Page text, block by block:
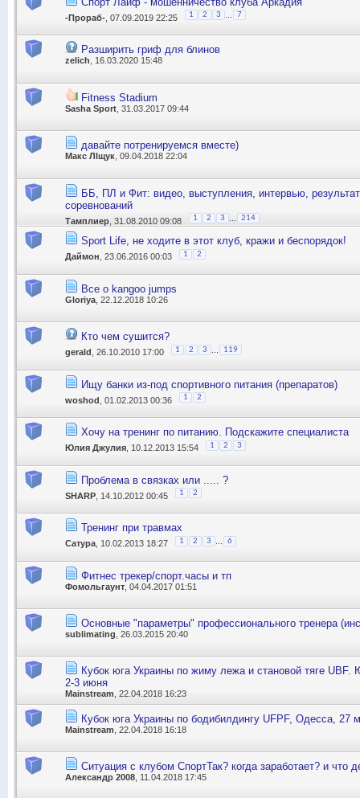
-Прораб- , 07.09.2019 22:25 1 2 3 7
Разширить гриф для блинов
zelich , 16.03.2020 15:48
Fitness Stadium
Sasha Sport , 31.03.2017 09:44
давайте потренируемся вместе)
Макс ЛІщук , 09.04.2018 22:04
ББ, ПЛ и Фит: видео, выступления, интервью,
соревнований
Тамплиер , 31.08.2010 09:08 1 2 3 214
Sport Life, не ходите в этот клуб, кражи и беспорядок!
Даймон , 23.06.2016 00:03 1 2
Все о kangoo jumps
Gloriya , 22.12.2018 10:26
Кто чем сушится?
gerald , 26.10.2010 17:00 1 2 3 119
Ищу банки из-под спортивного питания (препаратов)
woshod , 01.02.2013 00:36 1 2
Хочу на тренинг по питанию. Подскажите специалиста
Юлия Джулия , 10.12.2013 15:54 1 2 3
Проблема в связках или ..... ?
SHARP , 14.10.2012 00:45 1 2
Тренинг при травмах
Сатура , 10.02.2013 18:27 1 2 3 6
Фитнес трекер/спорт.часы и тп
Фомольгаунт , 04.04.2017 01:51
Основные "параметры" профессионального тренера
sublimating , 26.03.2015 20:40
Кубок юга Украины по жиму лежа и становой тяге
2-3 июня
Mainstream, 22.04.2018 16:23
Кубок юга Украины по бодибилдингу UFPF, Одесса, 27
Mainstream , 22.04.2018 16:18
Ситуация с клубом СпортТак? когда заработает? и что
Александр 2008, 11.04.2018 17:45